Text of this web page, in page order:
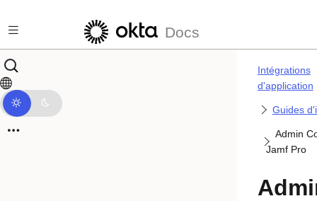
Docs
Intégrations
d'application
Guides
Admin
Jamf Pro